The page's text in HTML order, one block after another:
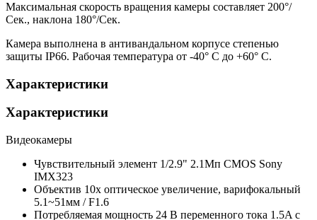
Максимальная скорость вращения камеры составляет 200°/
Сек., наклона 180°/Сек.
Камера выполнена в антивандальном корпусе степенью
защиты IP66. Рабочая температура от -40° С до +60° С.
Характеристики
Характеристики
Видеокамеры
Чувствительный элемент 1/2.9" 2.1Мп CMOS Sony
IMX323
Объектив 10x оптическое увеличение, варифокальный
5.1~51мм / F1.6
Потребляемая мощность 24 В переменного тока 1.5A с